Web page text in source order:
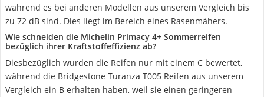
während es bei anderen Modellen aus unserem Vergleich bis
zu 72 dB sind. Dies liegt im Bereich eines Rasenmähers.
Wie schneiden die Michelin Primacy 4+ Sommerreifen
bezüglich ihrer Kraftstoffeffizienz ab?
Diesbezüglich wurden die Reifen nur mit einem C bewertet,
während die Bridgestone Turanza T005 Reifen aus unserem
Vergleich ein B erhalten haben, weil sie einen geringeren